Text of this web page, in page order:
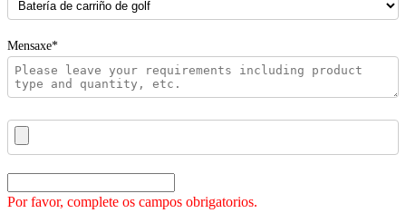
Mensaxe*
Por favor, complete os campos obrigatorios.